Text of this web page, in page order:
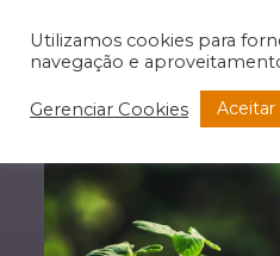
Utilizamos cookies para
navegação e
Gerenciar Cookies